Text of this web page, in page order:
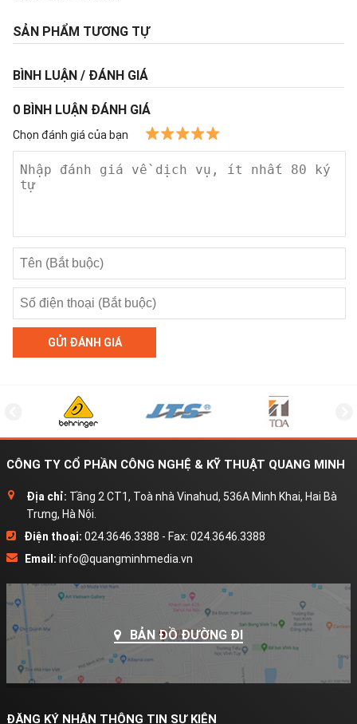
SẢN PHẨM TƯƠNG TỰ
BÌNH LUẬN / ĐÁNH GIÁ
0 BÌNH LUẬN ĐÁNH GIÁ
Chọn đánh giá của bạn
GỬI ĐÁNH GIÁ
CÔNG TY CỔ PHẦN CÔNG NGHỆ & KỸ THUẬT QUANG MINH
Địa chỉ: Tầng 2 CT1, Toà nhà Vinahud, 536A Minh Khai, Hai Bà
Trưng, Hà Nội.
Điện thoại: 024.3646.3388 - Fax: 024.3646.3388
Email: info@quangminhmedia.vn
BẢN ĐỒ ĐƯỜNG ĐI
ĐĂNG KÝ NHẬN THÔNG TIN SỰ KIỆN